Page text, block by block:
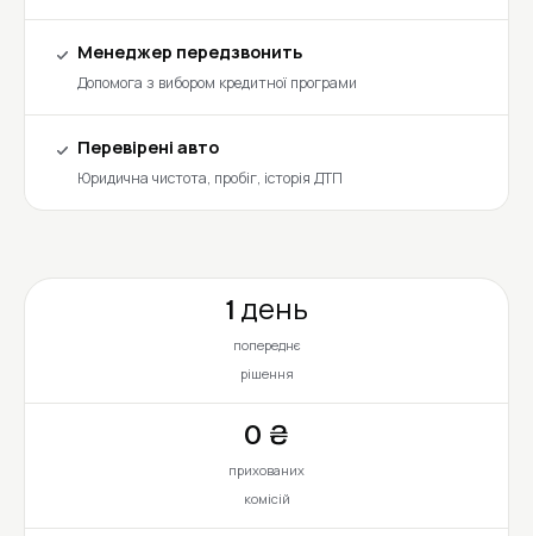
Менеджер передзвонить
Допомога з вибором кредитної програми
Перевірені авто
Юридична чистота, пробіг, історія ДТП
1 день
попереднє
рішення
0 ₴
прихованих
комісій